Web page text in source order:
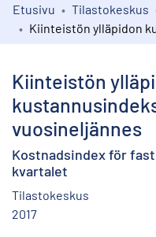
Kokoelmat
Etusivu Tilastokeskus
Kiinteistön
vuosineljännes
Kostnadsindex för
kvartalet
Tilastokeskus
2017